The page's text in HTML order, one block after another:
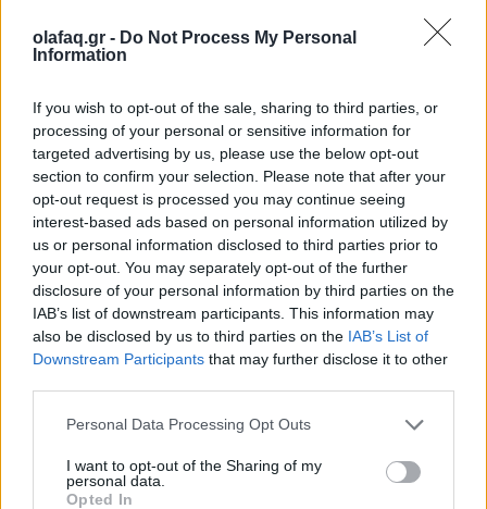
olafaq.gr - Do Not Process My Personal
Information
If you wish to opt-out of the sale, sharing to third parties, or
processing of your personal or sensitive information for
targeted advertising by us, please use the below opt-out
section to confirm your selection. Please note that after your
opt-out request is processed you may continue seeing
interest-based ads based on personal information utilized by
us or personal information disclosed to third parties prior to
your opt-out. You may separately opt-out of the further
disclosure of your personal information by third parties on the
IAB’s list of downstream participants. This information may
also be disclosed by us to third parties on the IAB’s List of
Downstream Participants that may further disclose it to other
Personal Data Processing Opt Outs
I want to opt-out of the Sharing of my
personal data.
Opted In
Δημοσιεύθηκε σεΒιβλίο |Tagged John Craxton Αύγουστος Κορτώ
βιβλία,Τζέσσικα Άντριους
Εφημερίδα
Ο κοσμοπολίτης-νομάς και εικαστικός που αγάπησε την
Ελλάδα
«John Craxton. Mια ελληνική ψυχή», μια
έκθεση στο Μουσείο Μπενάκη που δε
χάνεται. «Όταν δεν είχα μοτοσικλέτα,
ένιωθα σαν Κένταυρος που μεταμορφώνεται